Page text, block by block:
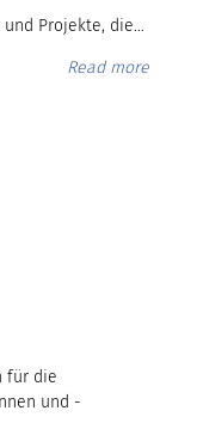
Projekte, die…
Read more
für die
und -